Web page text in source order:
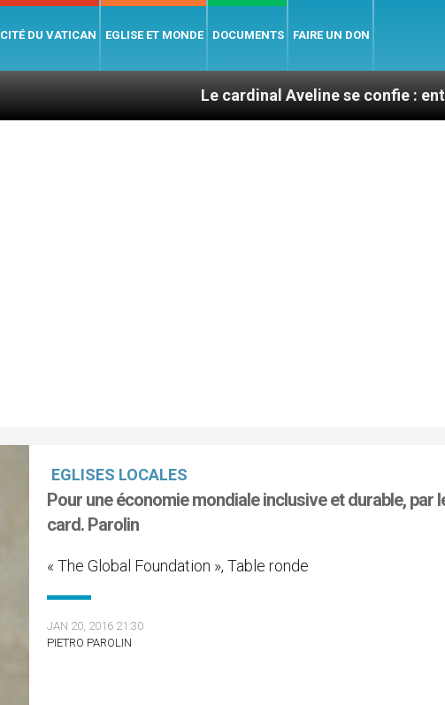
CITÉ DU VATICAN EGLISE ET MONDE DOCUMENTS FAIRE UN DON
Le cardinal Aveline se confie : entre
EGLISES LOCALES
Pour une économie mondiale inclusive et durable, par
card. Parolin
« The Global Foundation », Table ronde
JAN 20, 2016 21:30
PIETRO PAROLIN